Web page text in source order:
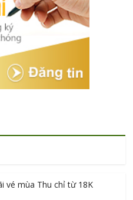
vé mùa Thu chỉ từ 18K